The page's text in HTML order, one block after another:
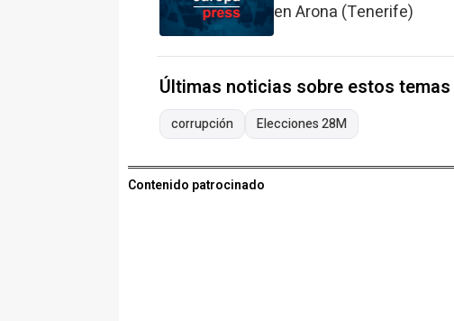
en Arona (Tenerife)
Últimas noticias sobre estos temas
corrupción Elecciones 28M
Contenido patrocinado